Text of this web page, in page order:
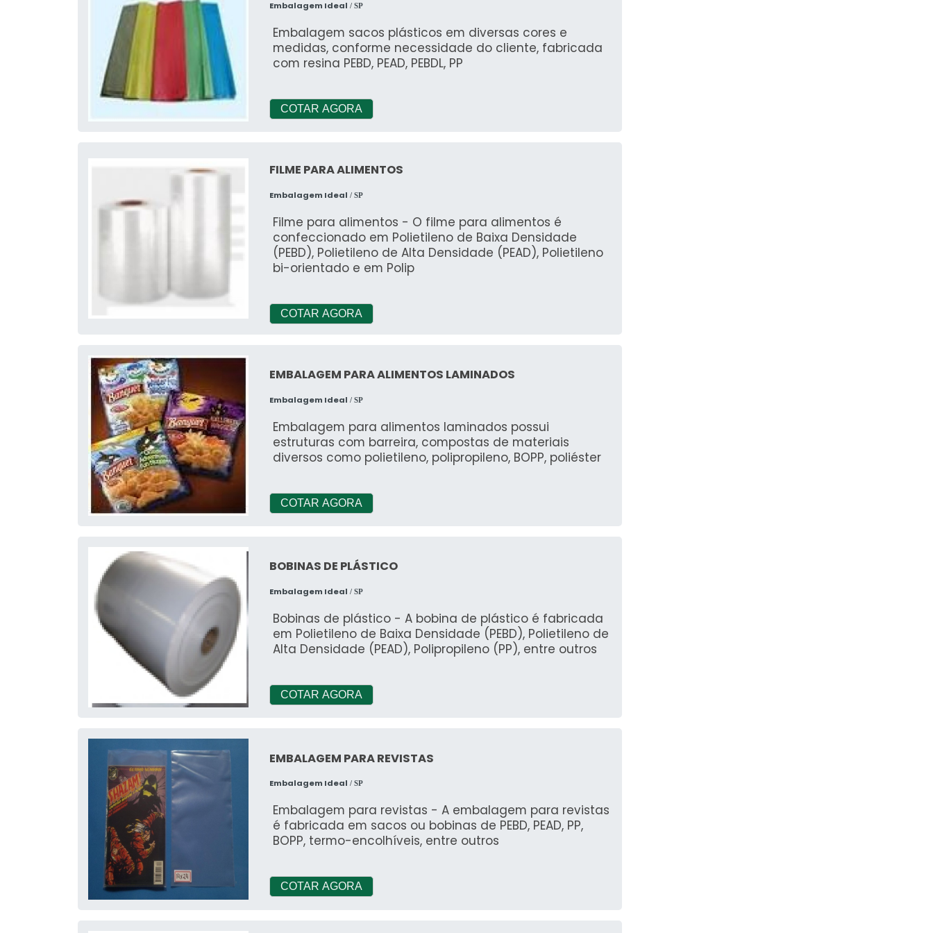
Embalagem Ideal / SP
Embalagem sacos plásticos em diversas cores e
medidas, conforme necessidade do cliente, fabricada
com resina PEBD, PEAD, PEBDL, PP
COTAR AGORA
FILME PARA ALIMENTOS
Embalagem Ideal / SP
Filme para alimentos - O filme para alimentos é
confeccionado em Polietileno de Baixa Densidade
(PEBD), Polietileno de Alta Densidade (PEAD), Polietileno
bi-orientado e em Polip
COTAR AGORA
EMBALAGEM PARA ALIMENTOS LAMINADOS
Embalagem Ideal / SP
Embalagem para alimentos laminados possui
estruturas com barreira, compostas de materiais
diversos como polietileno, polipropileno, BOPP, poliéster
COTAR AGORA
BOBINAS DE PLÁSTICO
Embalagem Ideal / SP
Bobinas de plástico - A bobina de plástico é fabricada
em Polietileno de Baixa Densidade (PEBD), Polietileno de
Alta Densidade (PEAD), Polipropileno (PP), entre outros
COTAR AGORA
EMBALAGEM PARA REVISTAS
Embalagem Ideal / SP
Embalagem para revistas - A embalagem para revistas
é fabricada em sacos ou bobinas de PEBD, PEAD, PP,
BOPP, termo-encolhíveis, entre outros
COTAR AGORA